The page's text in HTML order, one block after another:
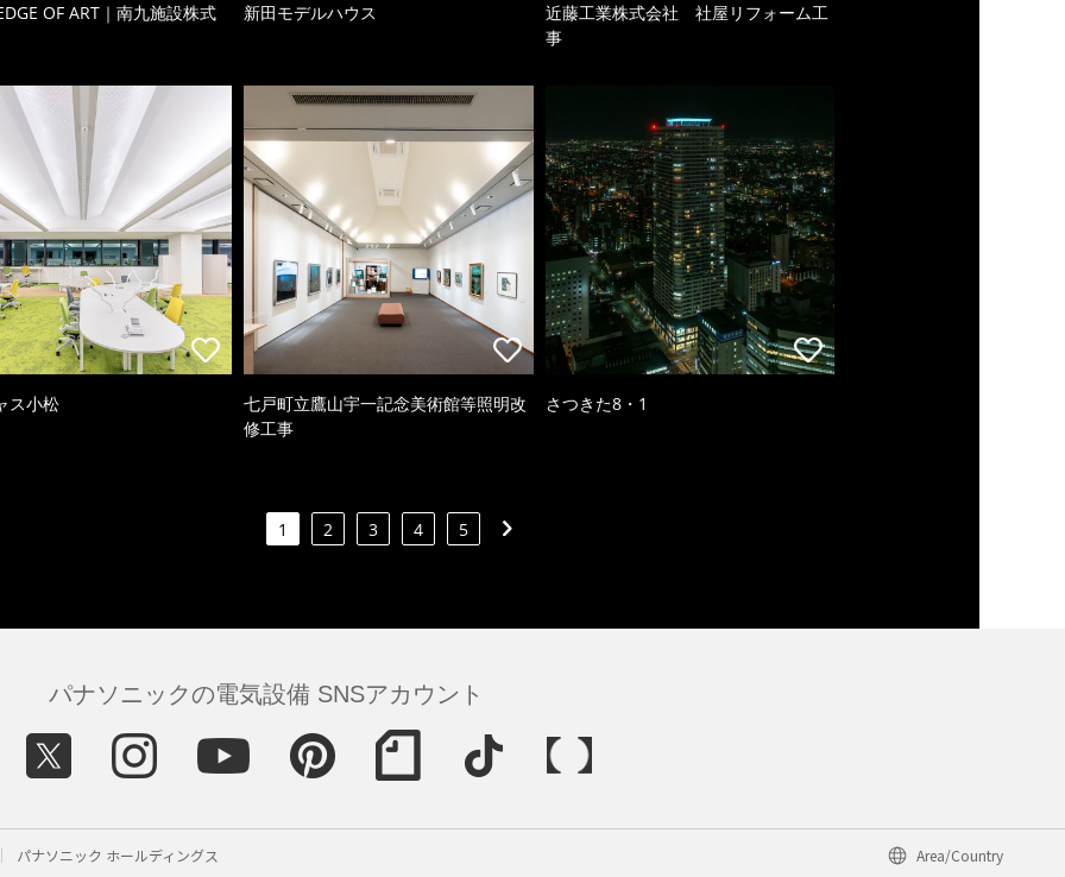
OF ART｜南九施設株式 新田モデルハウス
近藤工業株式会社 社屋リフォーム工
事
ス小松
七戸町立鷹山宇一記念美術館等照明改
修工事
さつきた8・1
1 2 3 4 5
パナソニックの電気設備 SNSアカウント
パナソニック ホールディングス Area/Country